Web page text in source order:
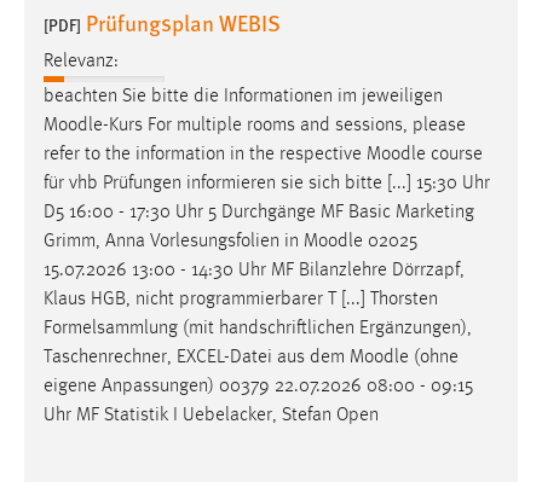
[PDF] Prüfungsplan WEBIS
Relevanz:
beachten Sie bitte die Informationen im jeweiligen
Moodle-Kurs For multiple rooms and sessions, please
refer to the information in the respective Moodle course
für vhb Prüfungen informieren sie sich bitte [...] 15:30 Uhr
D5 16:00 - 17:30 Uhr 5 Durchgänge MF Basic Marketing
Grimm, Anna Vorlesungsfolien in Moodle 02025
15.07.2026 13:00 - 14:30 Uhr MF Bilanzlehre Dörrzapf,
Klaus HGB, nicht programmierbarer T [...] Thorsten
Formelsammlung (mit handschriftlichen Ergänzungen),
Taschenrechner, EXCEL-Datei aus dem Moodle (ohne
eigene Anpassungen) 00379 22.07.2026 08:00 - 09:15
Uhr MF Statistik I Uebelacker, Stefan Open